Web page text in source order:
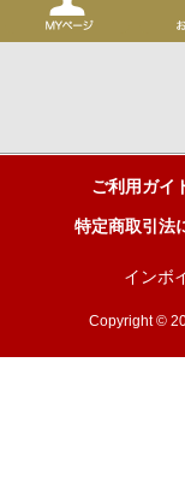
ご利用ガイ
特定商取引法
インボ
Copyright ©